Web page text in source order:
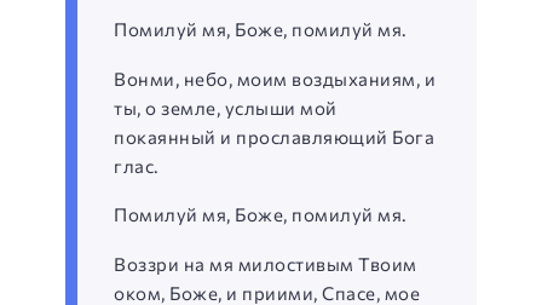
Помилуй мя, Боже, помилуй мя.
Вонми, небо, моим воздыханиям, и
ты, о земле, услыши мой
покаянный и прославляющий Бога
глас.
Помилуй мя, Боже, помилуй мя.
Воззри на мя милостивым Твоим
оком, Боже, и приими, Спасе, мое